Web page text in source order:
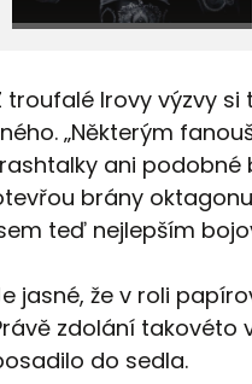
troufalé Irovy výzvy si
„Některým
ani podobné
brány
teď nejlepším
jasné, že v roli
zdolání takovéto
do sedla.